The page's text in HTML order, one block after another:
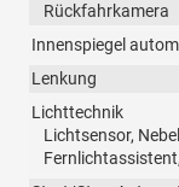
Rückfahrkamera
Innenspiegel
Lenkung
Lichttechnik
Lichtsensor,